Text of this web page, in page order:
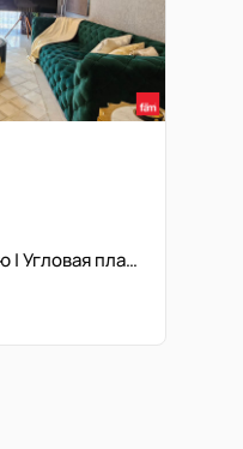
Готово к заселению | Угловая планировка | Полностью меблирована